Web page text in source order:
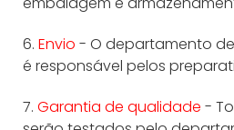
6. Envio - O departamento
é responsável pelos
7. Garantia de qualidade -